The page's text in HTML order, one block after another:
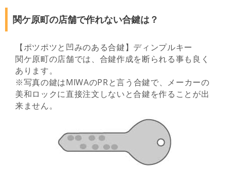
関ケ原町の店舗で作れない合鍵は？
【ポツポツと凹みのある合鍵】ディンプルキー
関ケ原町の店舗では、合鍵作成を断られる事も良く
あります。
※写真の鍵はMIWAのPRと言う合鍵で、メーカーの
美和ロックに直接注文しないと合鍵を作ることが出
来ません。